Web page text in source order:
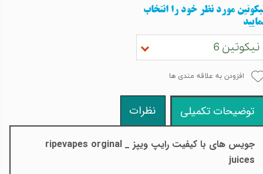
مورد نظر خود را انتخاب
نیکوتین 6
افزودن به علاقه مندی ها
توضیحات تکمیلی نظرات
جویس های با کیفیت رایپ ویپز _ ripevapes orginal
juices